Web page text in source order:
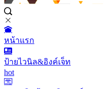
หน้าแรก
ป้ายไวนิล&อิงค์เจ็ท
hot